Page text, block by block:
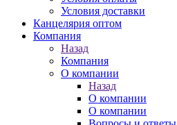
Условия доставки
Канцелярия оптом
Компания
Назад
Компания
О компании
Назад
О компании
О компании